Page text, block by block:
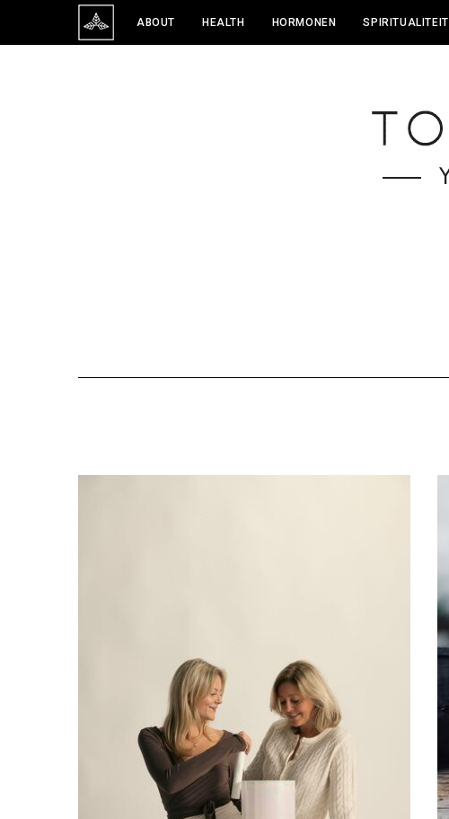
ABOUT HEALTH HORMONEN SPIRITUALITEIT